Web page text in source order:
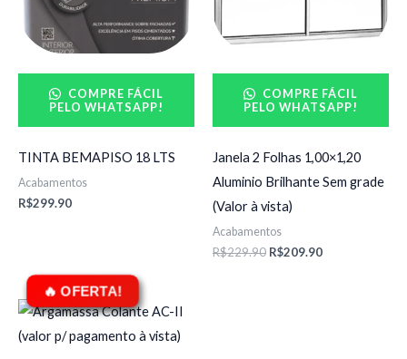
COMPRE FÁCIL
PELO WHATSAPP!
TINTA BEMAPISO 18 LTS
Acabamentos
R$299.90
COMPRE FÁCIL
PELO WHATSAPP!
Janela 2 Folhas 1,00×1,20
Aluminio Brilhante Sem grade
(Valor à vista)
Acabamentos
R$229.90 R$209.90
O
preço
original
O
preço
atual